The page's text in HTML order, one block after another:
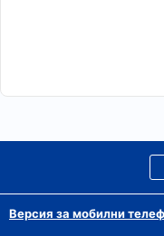
Версия за мобилни